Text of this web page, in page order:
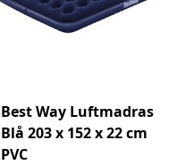
Best Way Luftmadras
Blå 203 x 152 x 22 cm
PVC